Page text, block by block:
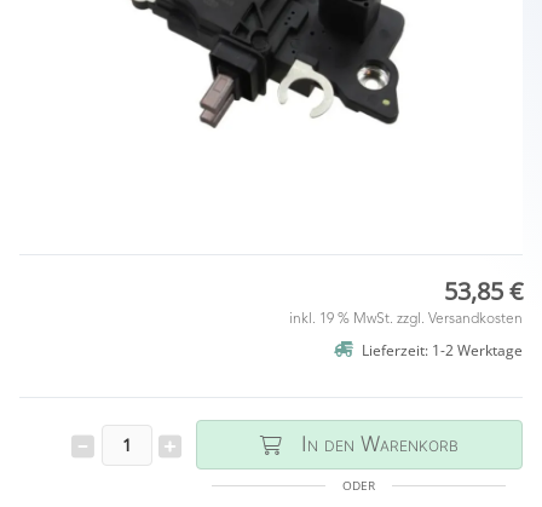
53,85 €
inkl. 19 % MwSt. zzgl. Versandkosten
Lieferzeit: 1-2 Werktage
In den Warenkorb
ODER